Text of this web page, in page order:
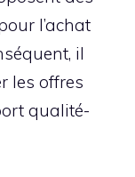
l’achat
il
les offres
qualité-